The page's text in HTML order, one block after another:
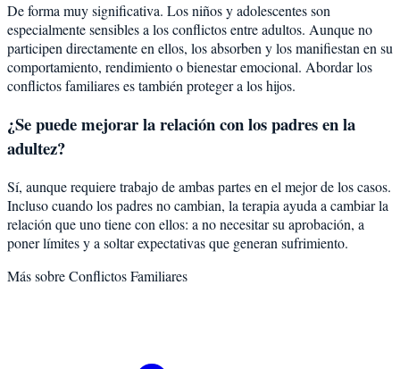
De forma muy significativa. Los niños y adolescentes son
especialmente sensibles a los conflictos entre adultos. Aunque no
participen directamente en ellos, los absorben y los manifiestan en su
comportamiento, rendimiento o bienestar emocional. Abordar los
conflictos familiares es también proteger a los hijos.
¿Se puede mejorar la relación con los padres en la
adultez?
Sí, aunque requiere trabajo de ambas partes en el mejor de los casos.
Incluso cuando los padres no cambian, la terapia ayuda a cambiar la
relación que uno tiene con ellos: a no necesitar su aprobación, a
poner límites y a soltar expectativas que generan sufrimiento.
Más sobreConflictos Familiares